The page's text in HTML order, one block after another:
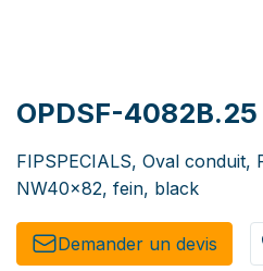
OPDSF-4082B.25
FIPSPECIALS, Oval conduit,
NW40x82, fein, black
Demander un de​​vis​​